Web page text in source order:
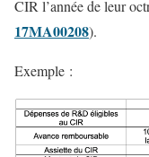
CIR l’année de leur
17MA00208).
Exemple :